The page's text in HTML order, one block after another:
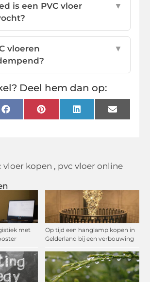
met
Op tijd een hanglamp kopen in
Gelderland bij een verbouwing
is een PVC vloer
▼
vloeren
▼
Deel hem dan op:
FacebookPinterestLinkedInEmail
vloer kopen , pvc vloer online